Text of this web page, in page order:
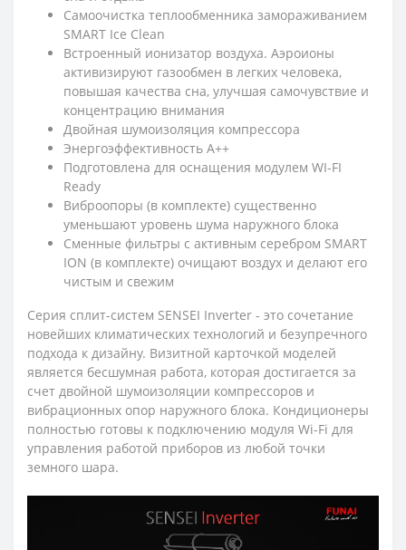
Самоочистка теплообменника замораживанием
SMART Ice Clean
Встроенный ионизатор воздуха. Аэроионы
активизируют газообмен в легких человека,
повышая качества сна, улучшая самочувствие и
концентрацию внимания
Двойная шумоизоляция компрессора
Энергоэффективность А++
Подготовлена для оснащения модулем WI-FI
Ready
Виброопоры (в комплекте) существенно
уменьшают уровень шума наружного блока
Сменные фильтры с активным серебром SMART
ION (в комплекте) очищают воздух и делают его
чистым и свежим
Серия сплит-систем SENSEI Inverter - это сочетание
новейших климатических технологий и безупречного
подхода к дизайну. Визитной карточкой моделей
является бесшумная работа, которая достигается за
счет двойной шумоизоляции компрессоров и
вибрационных опор наружного блока. Кондиционеры
полностью готовы к подключению модуля Wi-Fi для
управления работой приборов из любой точки
земного шара.